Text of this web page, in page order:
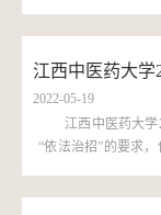
批体育本科>最高
97.382095076。投档
江西中医药大学
2022-05-19
江西中医药大
“依法治招”的要求